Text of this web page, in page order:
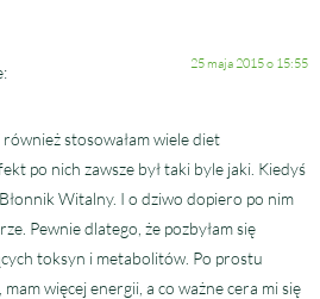
25 maja 2015 o 15:55
stosowałam wiele diet
po nich zawsze był taki byle jaki. Kiedyś
Witalny. I o dziwo dopiero po nim
Pewnie dlatego, że pozbyłam się
toksyn i metabolitów. Po prostu
mam więcej energii, a co ważne cera mi się